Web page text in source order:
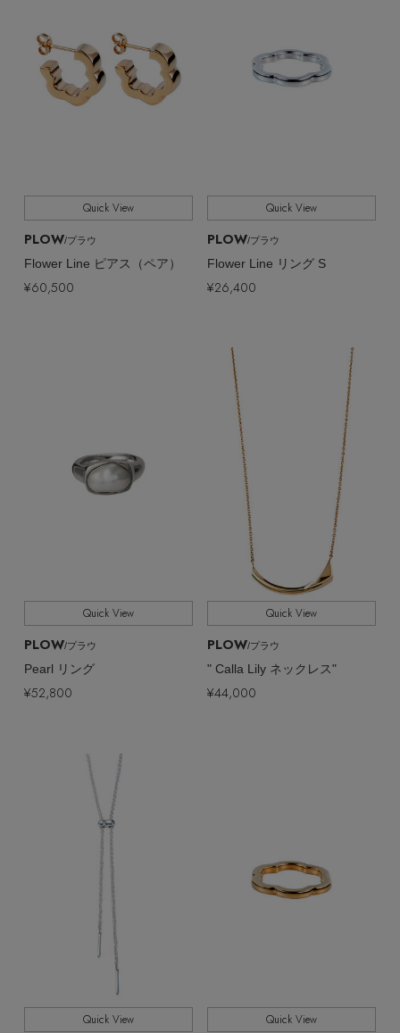
Quick View
PLOW/プラウ
Flower Line ピアス（ペア）
¥60,500
Quick View
PLOW/プラウ
Flower Line リング S
¥26,400
Quick View
PLOW/プラウ
Pearl リング
¥52,800
Quick View
PLOW/プラウ
" Calla Lily ネックレス"
¥44,000
Quick View Quick View